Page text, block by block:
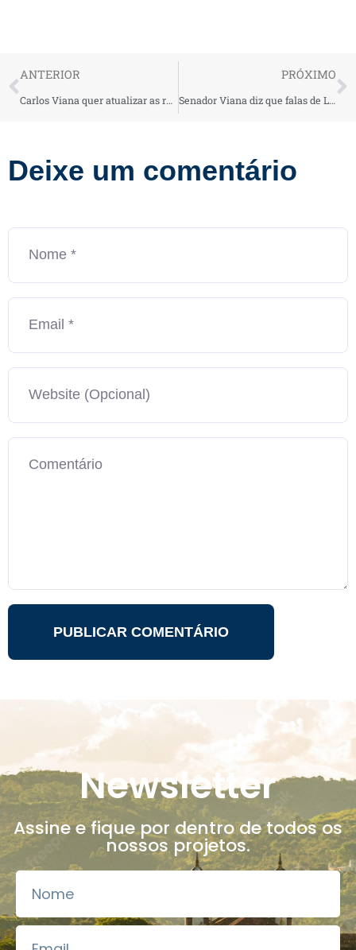
ANTERIOR
Carlos Viana quer atualizar as regras da licença maternidade
PRÓXIMO
Senador Viana diz que falas de Lula sobre Israel são “desonestas e tendenciosas”
Deixe um comentário
Newsletter
Assine e fique por dentro de todos os
nossos projetos.